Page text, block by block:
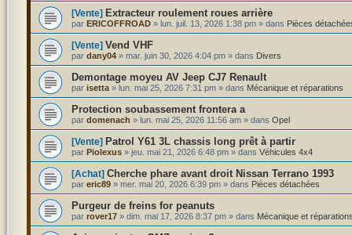
[Vente] Extracteur roulement roues arrière
par ERICOFFROAD» lun. juil. 13, 2026 1:38 pm» dans Pièces
[Vente] Vend VHF
par dany04» mar. juin 30, 2026 4:04 pm» dans Divers
Demontage moyeu AV Jeep CJ7 Renault
par isetta» lun. mai 25, 2026 7:31 pm» dans Mécanique et réparations
Protection soubassement frontera a
par domenach » lun. mai 25, 2026 11:56 am» dans Opel
[Vente] Patrol Y61 3L chassis long prêt à partir
par Piolexus» jeu. mai 21, 2026 6:48 pm» dans Véhicules 4x4
[Achat] Cherche phare avant droit Nissan Terrano 1993
par eric89» mer. mai 20, 2026 6:39 pm» dans Pièces détachées
Purgeur de freins for peanuts
par rover17» dim. mai 17, 2026 8:37 pm» dans Mécanique et